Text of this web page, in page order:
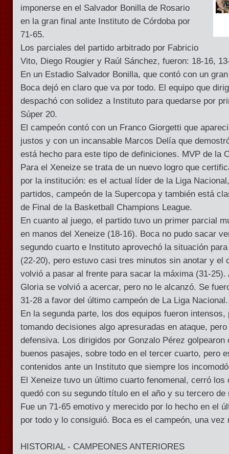
imponerse en el Salvador Bonilla de Rosario
en la gran final ante Instituto de Córdoba por
71-65.
Los parciales del partido arbitrado por Fabricio
Vito, Diego Rougier y Raúl Sánchez, fueron: 18-16,
En un Estadio Salvador Bonilla, que contó con un
Boca dejó en claro que va por todo. El equipo que
despachó con solidez a Instituto para quedarse por
Súper 20.
El campeón contó con un Franco Giorgetti que
justos y con un incansable Marcos Delía que
está hecho para este tipo de definiciones. MVP de la
Para el Xeneize se trata de un nuevo logro que
por la institución: es el actual líder de la Liga
partidos, campeón de la Supercopa y también está
de Final de la Basketball Champions League.
En cuanto al juego, el partido tuvo un primer parcial
en manos del Xeneize (18-16). Boca no pudo sacar
segundo cuarto e Instituto aprovechó la situación
(22-20), pero estuvo casi tres minutos sin anotar y el
volvió a pasar al frente para sacar la máxima (31-
Gloria se volvió a acercar, pero no le alcanzó. Se
31-28 a favor del último campeón de La Liga Nacional.
En la segunda parte, los dos equipos fueron intensos,
tomando decisiones algo apresuradas en ataque,
defensiva. Los dirigidos por Gonzalo Pérez golpearon
buenos pasajes, sobre todo en el tercer cuarto, pero
contenidos ante un Instituto que siempre los
El Xeneize tuvo un último cuarto fenomenal, cerró
quedó con su segundo título en el año y su tercero
Fue un 71-65 emotivo y merecido por lo hecho en el
por todo y lo consiguió. Boca es el campeón, una vez
HISTORIAL - CAMPEONES ANTERIORES